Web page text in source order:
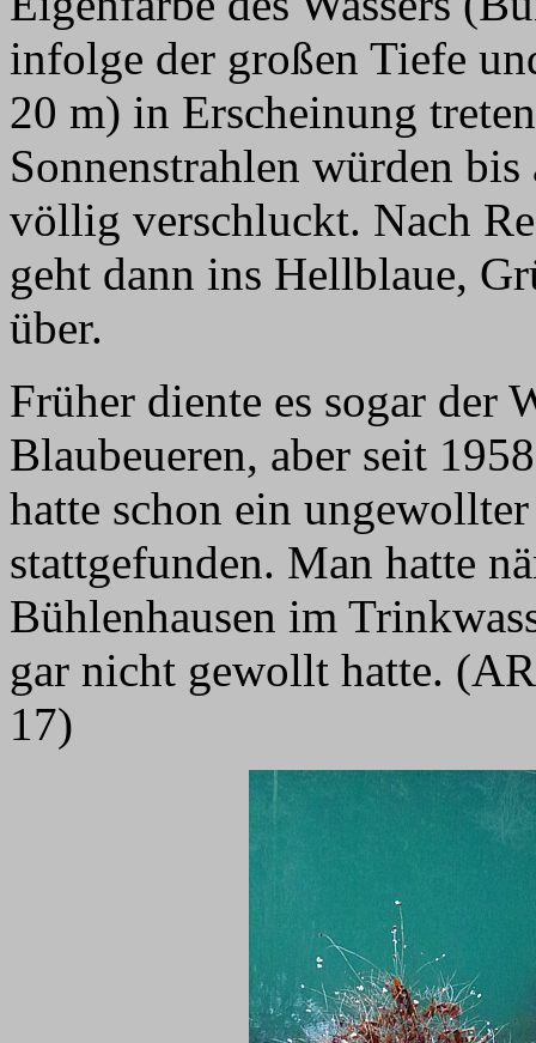
infolge der großen Tiefe
20 m) in Erscheinung
Sonnenstrahlen würden
völlig verschluckt. Nach
geht dann ins Hellblaue,
über.
Früher diente es sogar der
Blaubeueren, aber seit
hatte schon ein
stattgefunden. Man hatte
Bühlenhausen im
gar nicht gewollt hatte.
17)